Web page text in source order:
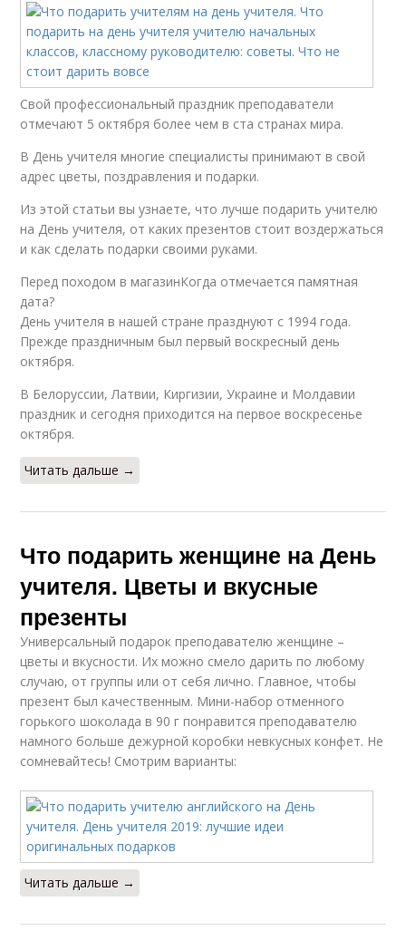
Свой профессиональный праздник преподаватели
отмечают 5 октября более чем в ста странах мира.
В День учителя многие специалисты принимают в свой
адрес цветы, поздравления и подарки.
Из этой статьи вы узнаете, что лучше подарить учителю
на День учителя, от каких презентов стоит воздержаться
и как сделать подарки своими руками.
Перед походом в магазинКогда отмечается памятная
дата?
День учителя в нашей стране празднуют с 1994 года.
Прежде праздничным был первый воскресный день
октября.
В Белоруссии, Латвии, Киргизии, Украине и Молдавии
праздник и сегодня приходится на первое воскресенье
октября.
Читать дальше →
Что подарить женщине на День
учителя. Цветы и вкусные
презенты
Универсальный подарок преподавателю женщине –
цветы и вкусности. Их можно смело дарить по любому
случаю, от группы или от себя лично. Главное, чтобы
презент был качественным. Мини-набор отменного
горького шоколада в 90 г понравится преподавателю
намного больше дежурной коробки невкусных конфет. Не
сомневайтесь! Смотрим варианты:
Читать дальше →